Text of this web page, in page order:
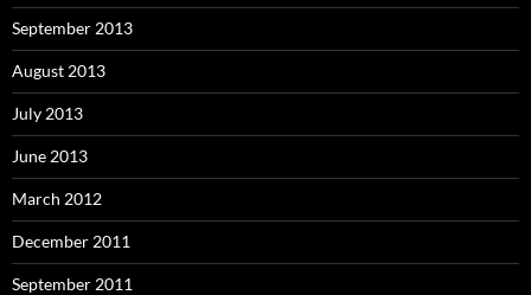
September 2013
August 2013
July 2013
June 2013
March 2012
December 2011
September 2011